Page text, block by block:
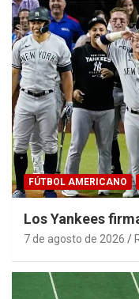
FÚTBOL AMERICANO
Los Yankees
7 de agosto de 2026